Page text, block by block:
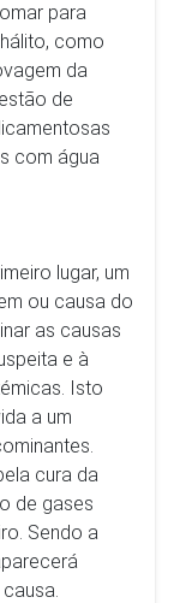
para
como
da
de
com água
lugar, um
ou causa do
as causas
e à
Isto
a um
cura da
de gases
Sendo a